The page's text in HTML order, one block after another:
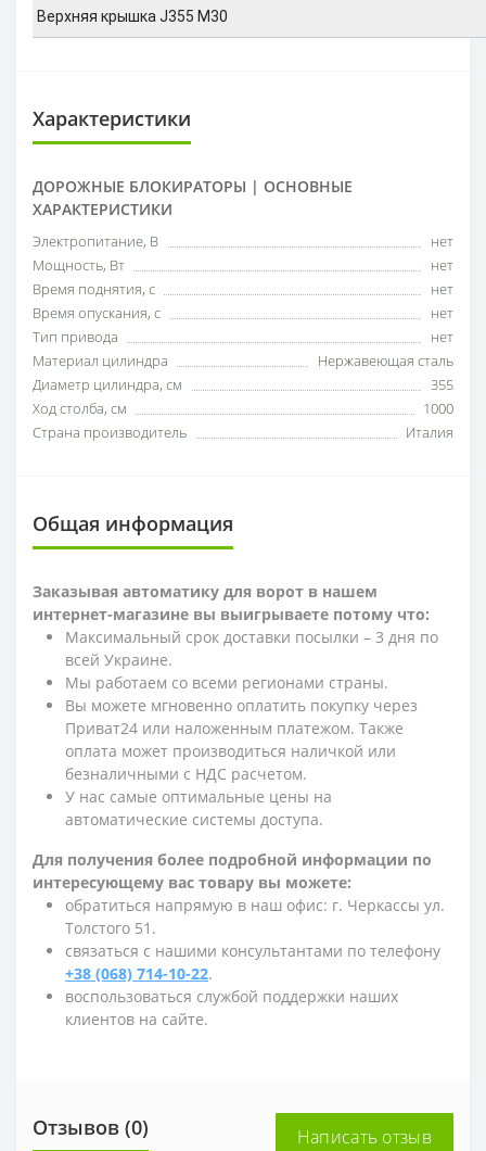
Верхняя крышка J355 M30
Характеристики
ДОРОЖНЫЕ БЛОКИРАТОРЫ | ОСНОВНЫЕ
ХАРАКТЕРИСТИКИ
Электропитание, В
нет
Мощность, Вт
нет
Время поднятия, с
нет
Время опускания, с
нет
Тип привода
нет
Материал цилиндра
Нержавеющая сталь
Диаметр цилиндра, см
355
Ход столба, см
1000
Страна производитель
Италия
Общая информация
Заказывая автоматику для ворот в нашем
интернет-магазине вы выигрываете потому что:
Максимальный срок доставки посылки – 3 дня по
всей Украине.
Мы работаем со всеми регионами страны.
Вы можете мгновенно оплатить покупку через
Приват24 или наложенным платежом. Также
оплата может производиться наличкой или
безналичными с НДС расчетом.
У нас самые оптимальные цены на
автоматические системы доступа.
Для получения более подробной информации по
интересующему вас товару вы можете:
обратиться напрямую в наш офис: г. Черкассы ул.
Толстого 51.
связаться с нашими консультантами по телефону
+38 (068) 714-10-22.
воспользоваться службой поддержки наших
клиентов на сайте.
Отзывов (0) Написать отзыв